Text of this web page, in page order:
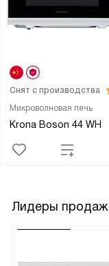
Микроволновая печь
Krona Boson 44 WH
Снят с производства
Лидеры продаж